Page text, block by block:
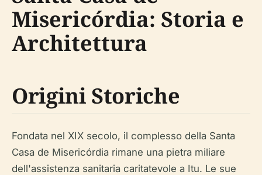
Misericórdia: Storia e
Architettura
Origini Storiche
Fondata nel XIX secolo, il complesso della Santa
Casa de Misericórdia rimane una pietra miliare
dell'assistenza sanitaria caritatevole a Itu. Le sue